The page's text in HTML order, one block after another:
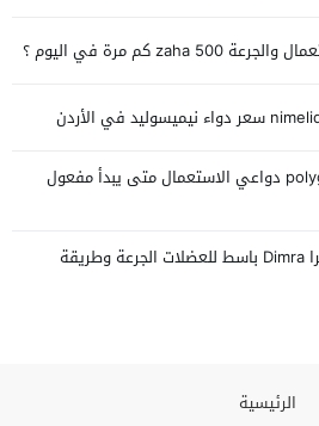
سعر بوليجيناكس polygynax دواعي الاستعمال متى يبدأ مفعول
سعر شريط برشام ديمرا Dimra باسط للعضلات الجرعة وطريقة
الرئيسية